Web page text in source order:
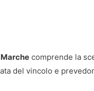
comprende la
del vincolo e